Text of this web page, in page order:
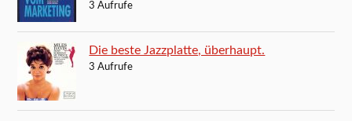
3 Aufrufe
Die beste Jazzplatte, überhaupt.
3 Aufrufe